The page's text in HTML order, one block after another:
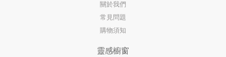
關於我們
常見問題
購物須知
靈感櫥窗